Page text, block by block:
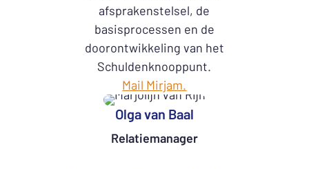
afsprakenstelsel, de
basisprocessen en de
doorontwikkeling van het
Schuldenknooppunt.
Mail Mirjam.
Olga van Baal
Relatiemanager